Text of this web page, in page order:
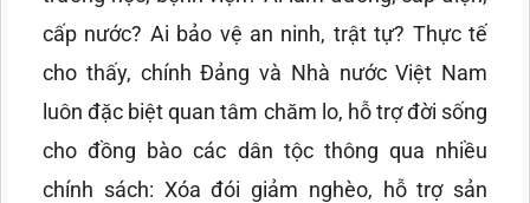
cấp nước? Ai bảo vệ an ninh, trật tự? Thực tế
cho thấy, chính Đảng và Nhà nước Việt Nam
luôn đặc biệt quan tâm chăm lo, hỗ trợ đời sống
cho đồng bào các dân tộc thông qua nhiều
chính sách: Xóa đói giảm nghèo, hỗ trợ sản